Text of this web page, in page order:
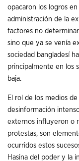
opacaron los logros
administración de la
factores no
sino que ya se venía
sociedad bangladesí
principalmente en los
baja.
El rol de los medios
desinformación
externos influyeron o
protestas, son
ocurridos estos
Hasina del poder y la